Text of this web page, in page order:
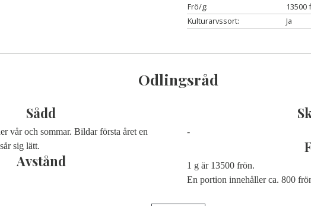
Frö/g:
13500
Kulturarvssort:
Ja
Odlingsråd
Sådd
vår och sommar. Bildar första året en
sig lätt.
Avstånd
-
1 g är 13500 frön.
En portion innehåller ca. 800